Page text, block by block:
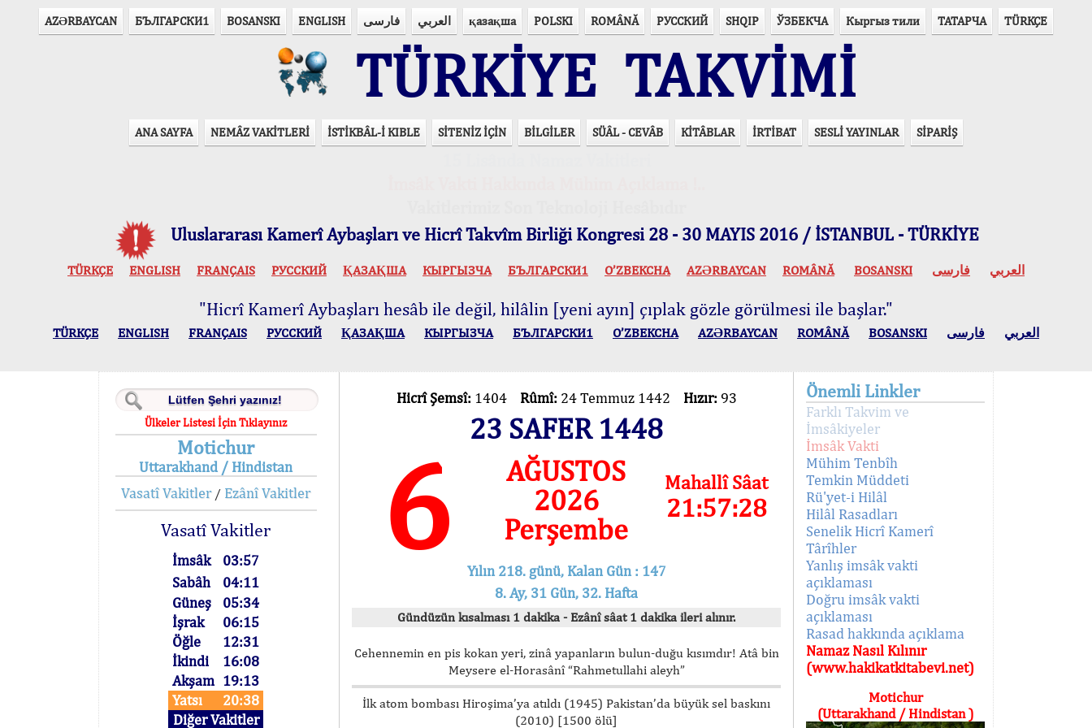
AZӘRBAYCAN БЪЛГАРСКИ1 BOSANSKI ENGLISH فارسی العربي қазақша POLSKI ROMÂNĂ РУССКИЙ SHQIP ЎЗБЕКЧА Кыргыз тили ТАТАРЧА TÜRKÇE
TÜRKİYE TAKVİMİ
ANA SAYFA NEMÂZ VAKİTLERİ İSTİKBÂL-İ KIBLE SİTENİZ İÇİN BİLGİLER SÜÂL - CEVÂB KİTÂBLAR İRTİBAT SESLİ YAYINLAR SİPARİŞ
Uluslararası Kamerî Aybaşları ve Hicrî Takvîm Birliği Kongresi 28 - 30 MAYIS 2016 / İSTANBUL - TÜRKİYE
TÜRKÇE ENGLISH FRANÇAIS РУССКИЙ ҚАЗАҚША КЫPГЫЗЧA БЪЛГАРСКИ1 O’ZBEKCHA AZӘRBAYCAN ROMÂNĂ BOSANSKI العربي فارسی
"Hicrî Kamerî Aybaşları hesâb ile değil, hilâlin [yeni ayın] çıplak gözle görülmesi ile başlar."
TÜRKÇE ENGLISH FRANÇAIS РУССКИЙ ҚАЗАҚША КЫPГЫЗЧA БЪЛГАРСКИ1 O’ZBEKCHA AZӘRBAYCAN ROMÂNĂ BOSANSKI العربي فارسی
Ülkeler Listesi İçin Tıklayınız
Motichur
Uttarakhand / Hindistan
Vasatî Vakitler/ Ezânî Vakitler
Vasatî Vakitler
İmsâk
03:57
Sabâh
04:11
Güneş
05:34
İşrak
06:15
Öğle
12:31
İkindi
16:08
Akşam 19:13
Yatsı
20:38
Diğer Vakitler
Hicrî Şemsî: 1404 Rûmî: 24 Temmuz 1442 Hızır: 93
23 SAFER 1448
6
AĞUSTOS
2026
Perşembe
Mahallî Sâat
21:57:28
Yılın 218. günü, Kalan Gün : 147
8. Ay, 31 Gün, 32. Hafta
Gündüzün kısalması 1 dakika - Ezânî sâat 1 dakika ileri alınır.
Cehennemin en pis kokan yeri, zinâ yapanların bulun-duğu kısımdır! Atâ bin
Meysere el-Horasânî “Rahmetullahi aleyh”
İlk atom bombası Hiroşima’ya atıldı (1945) Pakistan’da büyük sel baskını
(2010) [1500 ölü]
Önemli Linkler
Farklı Takvim ve
İmsâkiyeler
İmsâk Vakti
Mühim Tenbîh
Temkin Müddeti
Rü'yet-i Hilâl
Hilâl Rasadları
Senelik Hicrî Kamerî
Târîhler
Yanlış imsâk vakti
açıklaması
Doğru imsâk vakti
açıklaması
Rasad hakkında açıklama
Namaz Nasıl Kılınır
(www.hakikatkitabevi.net)
Motichur
(Uttarakhand / Hindistan )